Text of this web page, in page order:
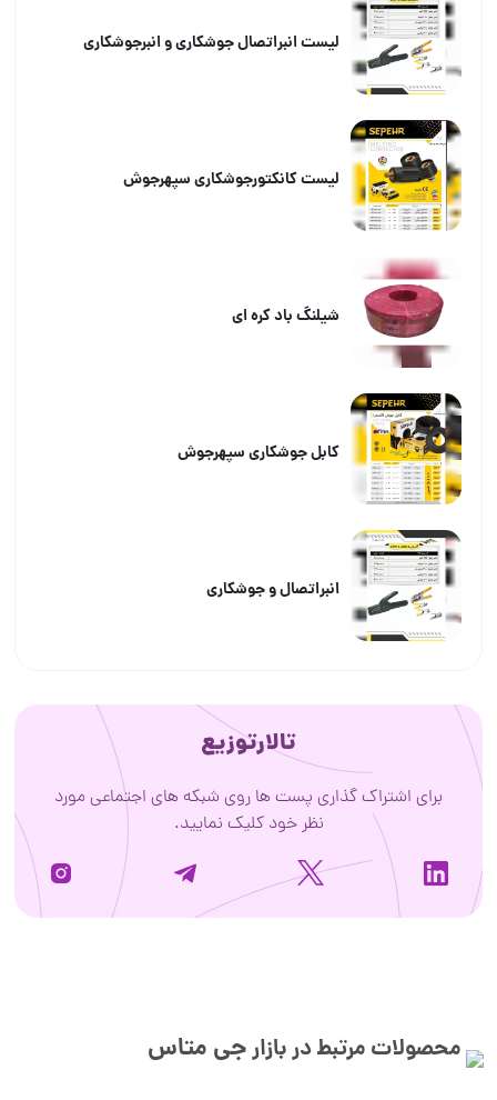
لیست انبراتصال جوشکاری و انبرجوشکاری
لیست کانکتورجوشکاری سپهرجوش
شیلنگ باد کره ای
کابل جوشکاری سپهرجوش
انبراتصال و جوشکاری
تالارتوزیع
برای اشتراک گذاری پست ها روی شبکه های اجتماعی مورد
نظر خود کلیک نمایید.
محصولات مرتبط در بازارجی متاس